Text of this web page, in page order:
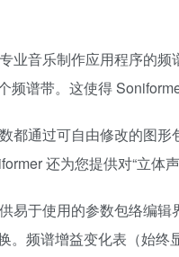
业音乐制作应用程序的
频谱带。这使得
都通过可自由修改的图
还为您提供对“立体
易于使用的参数包络编
。频谱增益变化表（始终